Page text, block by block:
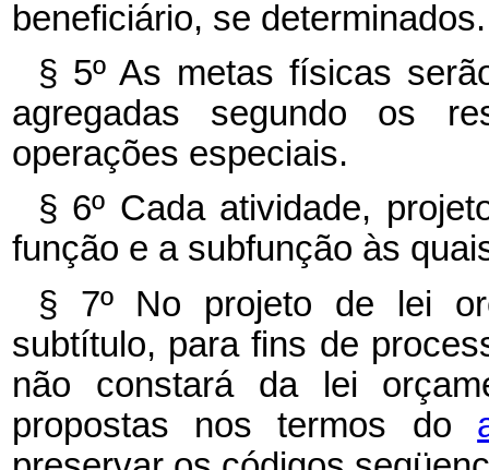
beneficiário, se determinados.
§ 5º As metas físicas
agregadas segundo os
operações especiais.
§ 6º Cada atividade,
função e a subfunção às
§ 7º No projeto de lei
subtítulo, para fins de
não constará da lei
propostas nos termos do